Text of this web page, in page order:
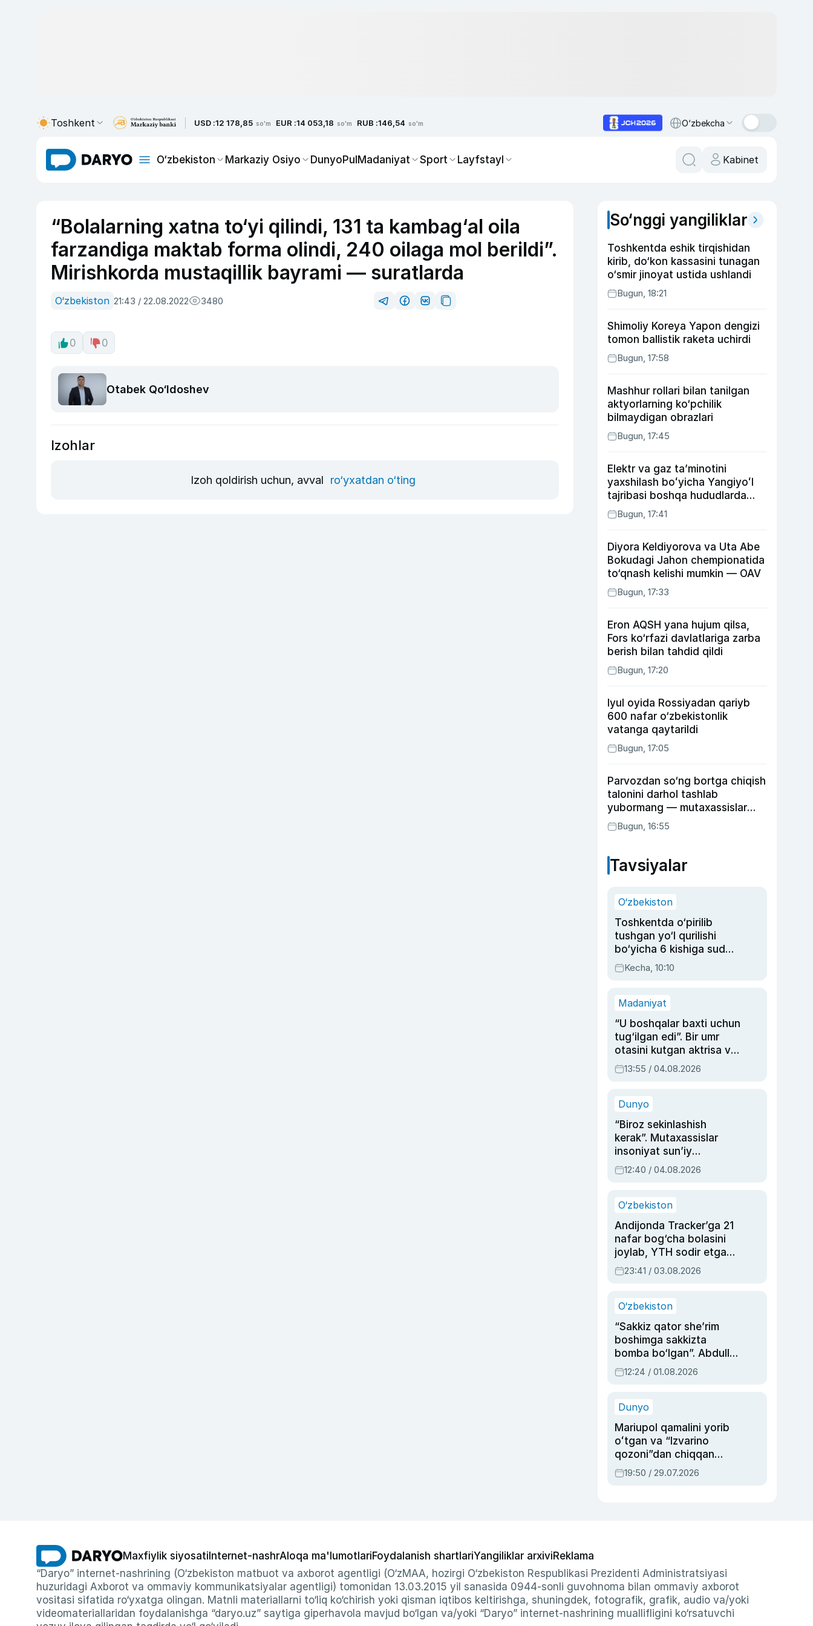
Toshkent USD :12 178,85 so'm EUR :14 053,18 so'm RUB :146,54 so'm O‘zbekcha
O‘zbekiston Markaziy Osiyo DunyoPulMadaniyat Sport Layfstayl Kabinet
“Bolalarning xatna to‘yi qilindi, 131 ta kambag‘al oila
farzandiga maktab forma olindi, 240 oilaga mol berildi”.
Mirishkorda mustaqillik bayrami — suratlarda
O‘zbekiston 21:43 / 22.08.2022 3480
0 0
Otabek Qo‘ldoshev
Izohlar
Izoh qoldirish uchun, avval ro‘yxatdan o‘ting
So‘nggi yangiliklar
Toshkentda eshik tirqishidan
kirib, do‘kon kassasini tunagan
o‘smir jinoyat ustida ushlandi
Bugun, 18:21
Shimoliy Koreya Yapon dengizi
tomon ballistik raketa uchirdi
Bugun, 17:58
Mashhur rollari bilan tanilgan
aktyorlarning ko‘pchilik
bilmaydigan obrazlari
Bugun, 17:45
Elektr va gaz taʼminotini
yaxshilash boʻyicha Yangiyoʻl
tajribasi boshqa hududlarda
ham joriy etiladi
Bugun, 17:41
Diyora Keldiyorova va Uta Abe
Bokudagi Jahon chempionatida
to‘qnash kelishi mumkin — OAV
Bugun, 17:33
Eron AQSH yana hujum qilsa,
Fors ko‘rfazi davlatlariga zarba
berish bilan tahdid qildi
Bugun, 17:20
Iyul oyida Rossiyadan qariyb
600 nafar o‘zbekistonlik
vatanga qaytarildi
Bugun, 17:05
Parvozdan so‘ng bortga chiqish
talonini darhol tashlab
yubormang — mutaxassislar
buning sababini tushuntirdi
Bugun, 16:55
Tavsiyalar
O‘zbekiston
Toshkentda o‘pirilib
tushgan yo‘l qurilishi
bo‘yicha 6 kishiga sud
hukmi o‘qildi
Kecha, 10:10
Madaniyat
“U boshqalar baxti uchun
tug‘ilgan edi”. Bir umr
otasini kutgan aktrisa va
dublyaj ustasi Rimma
Ahmedovaning
13:55 / 04.08.2026
Dunyo
“Biroz sekinlashish
kerak”. Mutaxassislar
insoniyat sun’iy
intellektni boshqara
olmay qolishidan xavotir
12:40 / 04.08.2026
O‘zbekiston
Andijonda Tracker’ga 21
nafar bog‘cha bolasini
joylab, YTH sodir etgan
ayolga sud hukmi o‘qildi
23:41 / 03.08.2026
O‘zbekiston
“Sakkiz qator she’rim
boshimga sakkizta
bomba bo‘lgan”. Abdulla
Oripovni siyosiy
ayblovlardan asrab
12:24 / 01.08.2026
Dunyo
Mariupol qamalini yorib
oʻtgan va “Izvarino
qozoni”dan chiqqan
qahramon — Ukraina
armiyasi bosh
19:50 / 29.07.2026
Maxfiylik siyosati Internet-nashrAloqa ma'lumotlariFoydalanish shartlariYangiliklar arxiviReklama
“Daryo” internet-nashrining (O‘zbekiston matbuot va axborot agentligi (O‘zMAA, hozirgi O‘zbekiston Respublikasi Prezidenti Administratsiyasi
huzuridagi Axborot va ommaviy kommunikatsiyalar agentligi) tomonidan 13.03.2015 yil sanasida 0944-sonli guvohnoma bilan ommaviy axborot
vositasi sifatida ro‘yxatga olingan. Matnli materiallarni to‘liq ko‘chirish yoki qisman iqtibos keltirishga, shuningdek, fotografik, grafik, audio va/yoki
videomateriallaridan foydalanishga “daryo.uz” saytiga giperhavola mavjud bo‘lgan va/yoki “Daryo” internet-nashrining muallifligini ko‘rsatuvchi